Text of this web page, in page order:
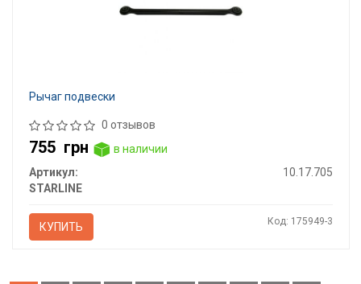
Рычаг подвески
0 отзывов
755 грн
в наличии
Артикул:
10.17.705
STARLINE
КУПИТЬ Код: 175949-3